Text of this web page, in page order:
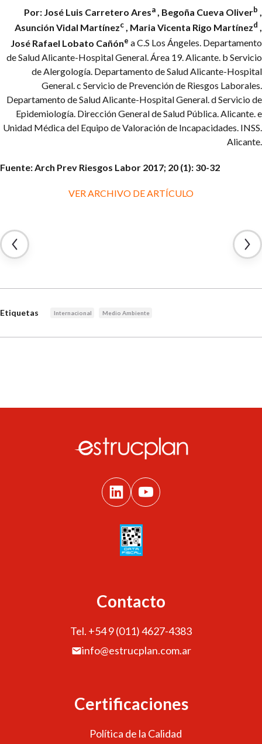
Por: José Luis Carretero Aresa, Begoña Cueva Oliverb ,
Asunción Vidal Martínezc, Maria Vicenta Rigo Martínezd ,
José Rafael Lobato Cañóne a C.S Los Ángeles. Departamento
de Salud Alicante-Hospital General. Área 19. Alicante. b Servicio
de Alergología. Departamento de Salud Alicante-Hospital
General. c Servicio de Prevención de Riesgos Laborales.
Departamento de Salud Alicante-Hospital General. d Servicio de
Epidemiología. Dirección General de Salud Pública. Alicante. e
Unidad Médica del Equipo de Valoración de Incapacidades. INSS.
Alicante.
Fuente: Arch Prev Riesgos Labor 2017; 20 (1): 30-32
VER ARCHIVO DE ARTÍCULO
Etiquetas Internacional Medio Ambiente
Contacto
Tel. +54 9 (011) 4627-4383
info@estrucplan.com.ar
Certificaciones
Política de la Calidad